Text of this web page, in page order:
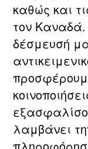
καθώς και
τον
δέσμευσή
λαμβάνει